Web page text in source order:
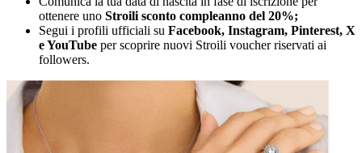
ottenere uno Stroili sconto compleanno del 20%;
Segui i profili ufficiali su Facebook, Instagram, Pinterest, X
e YouTube per scoprire nuovi Stroili voucher riservati ai
followers.